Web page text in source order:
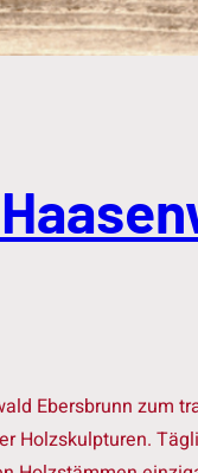
Ebersbrunn zum
Holzskulpturen.